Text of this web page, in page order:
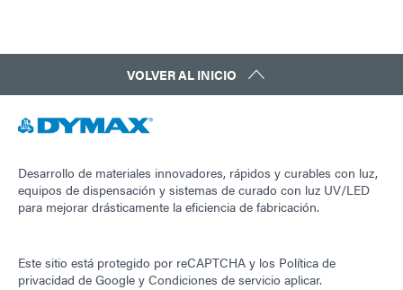
Guía: Equipos de fotopolimerización (Europa|EN)
Guía: Equipo dispensador (ES)
Guía: Tecnología de curado por luz ultravioleta (ES)
VOLVER AL INICIO
Desarrollo de materiales innovadores, rápidos y curables con luz,
equipos de dispensación y sistemas de curado con luz UV/LED
para mejorar drásticamente la eficiencia de fabricación.
Este sitio está protegido por reCAPTCHA y los Política de
privacidad de Google y Condiciones de servicio aplicar.